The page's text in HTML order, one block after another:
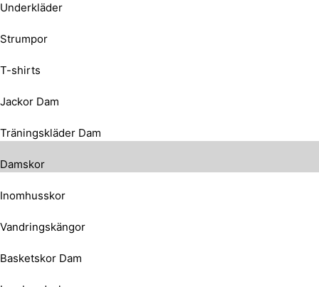
Underkläder
Strumpor
T-shirts
Jackor Dam
Träningskläder Dam
Damskor
Inomhusskor
Vandringskängor
Basketskor Dam